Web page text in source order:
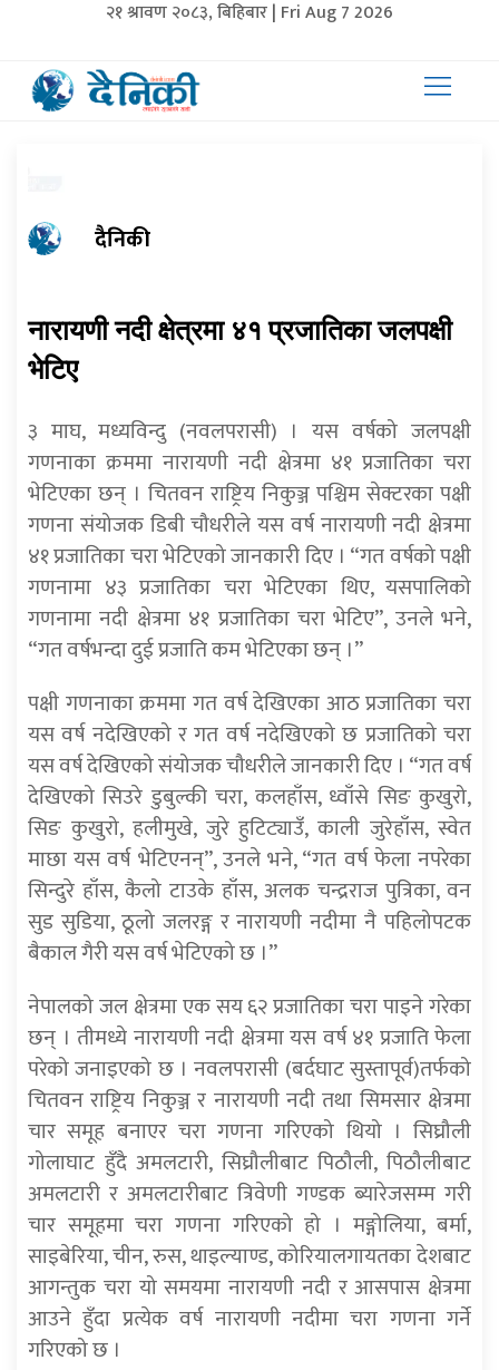
२१ श्रावण २०८३, बिहिबार | Fri Aug 7 2026
दैनिकी
नारायणी नदी क्षेत्रमा ४१ प्रजातिका जलपक्षी
भेटिए
३ माघ, मध्यविन्दु (नवलपरासी) । यस वर्षको जलपक्षी
गणनाका क्रममा नारायणी नदी क्षेत्रमा ४१ प्रजातिका चरा
भेटिएका छन् । चितवन राष्ट्रिय निकुञ्ज पश्चिम सेक्टरका पक्षी
गणना संयोजक डिबी चौधरीले यस वर्ष नारायणी नदी क्षेत्रमा
४१ प्रजातिका चरा भेटिएको जानकारी दिए । “गत वर्षको पक्षी
गणनामा ४३ प्रजातिका चरा भेटिएका थिए, यसपालिको
गणनामा नदी क्षेत्रमा ४१ प्रजातिका चरा भेटिए”, उनले भने,
“गत वर्षभन्दा दुई प्रजाति कम भेटिएका छन् ।”
पक्षी गणनाका क्रममा गत वर्ष देखिएका आठ प्रजातिका चरा
यस वर्ष नदेखिएको र गत वर्ष नदेखिएको छ प्रजातिको चरा
यस वर्ष देखिएको संयोजक चौधरीले जानकारी दिए । “गत वर्ष
देखिएको सिउरे डुबुल्की चरा, कलहाँस, ध्वाँसे सिङ कुखुरो,
सिङ कुखुरो, हलीमुखे, जुरे हुटिट्याउँ, काली जुरेहाँस, स्वेत
माछा यस वर्ष भेटिएनन्”, उनले भने, “गत वर्ष फेला नपरेका
सिन्दुरे हाँस, कैलो टाउके हाँस, अलक चन्द्रराज पुत्रिका, वन
सुड सुडिया, ठूलो जलरङ्ग र नारायणी नदीमा नै पहिलोपटक
बैकाल गैरी यस वर्ष भेटिएको छ ।”
नेपालको जल क्षेत्रमा एक सय ६२ प्रजातिका चरा पाइने गरेका
छन् । तीमध्ये नारायणी नदी क्षेत्रमा यस वर्ष ४१ प्रजाति फेला
परेको जनाइएको छ । नवलपरासी (बर्दघाट सुस्तापूर्व)तर्फको
चितवन राष्ट्रिय निकुञ्ज र नारायणी नदी तथा सिमसार क्षेत्रमा
चार समूह बनाएर चरा गणना गरिएको थियो । सिघ्रौली
गोलाघाट हुँदै अमलटारी, सिघ्रौलीबाट पिठौली, पिठौलीबाट
अमलटारी र अमलटारीबाट त्रिवेणी गण्डक ब्यारेजसम्म गरी
चार समूहमा चरा गणना गरिएको हो । मङ्गोलिया, बर्मा,
साइबेरिया, चीन, रुस, थाइल्याण्ड, कोरियालगायतका देशबाट
आगन्तुक चरा यो समयमा नारायणी नदी र आसपास क्षेत्रमा
आउने हुँदा प्रत्येक वर्ष नारायणी नदीमा चरा गणना गर्ने
गरिएको छ ।